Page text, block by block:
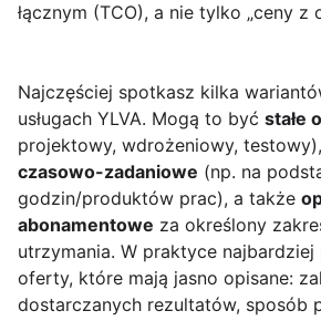
łącznym (TCO), a nie tylko „ceny z
Najczęściej spotkasz kilka
usługach YLVA. Mogą to być stałe
projektowy, wdrożeniowy, testowy),
czasowo-zadaniowe (np. na
godzin/produktów prac), a także
abonamentowe za określony
utrzymania. W praktyce
oferty, które mają jasno opisane:
dostarczanych rezultatów, sposób